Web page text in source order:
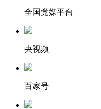
全国党媒平台
央视频
百家号